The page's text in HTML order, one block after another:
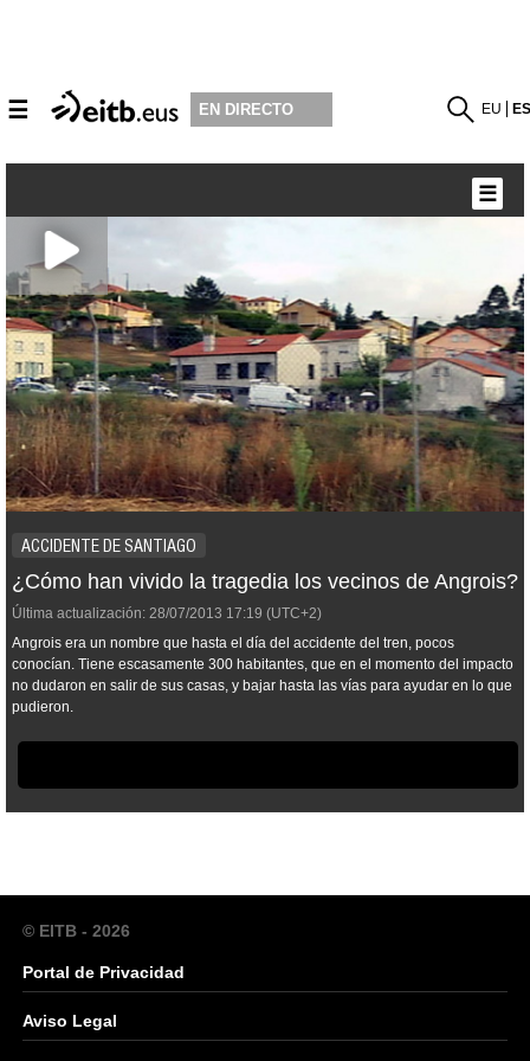
☰ EN DIRECTO EU
ACCIDENTE DE SANTIAGO
¿Cómo han vivido la tragedia los vecinos de Angrois?
Última actualización: 28/07/2013 17:19 (UTC+2)
Angrois era un nombre que hasta el día del accidente del tren, pocos
conocían. Tiene escasamente 300 habitantes, que en el momento del impacto
no dudaron en salir de sus casas, y bajar hasta las vías para ayudar en lo que
pudieron.
☰
© EITB - 2026
Portal de Privacidad
Aviso Legal